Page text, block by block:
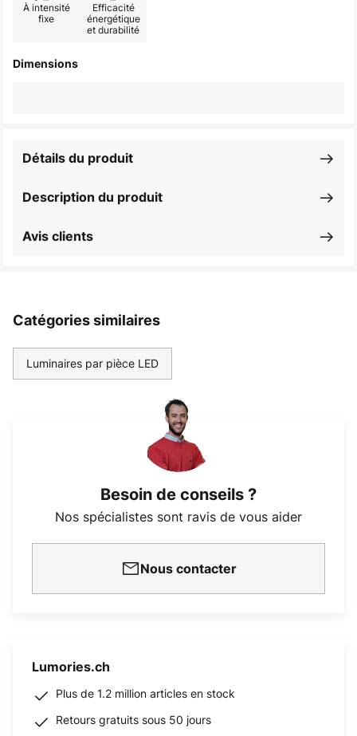
À intensité
fixe
Efficacité
énergétique
et durabilité
Dimensions
Description du produit
Détails du produit
Avis clients
Catégories similaires
Luminaires par pièce LED
Besoin de conseils ?
Nos spécialistes sont ravis de vous aider
Nous contacter
Lumories.ch
Plus de 1.2 million articles en stock
Retours gratuits sous 50 jours